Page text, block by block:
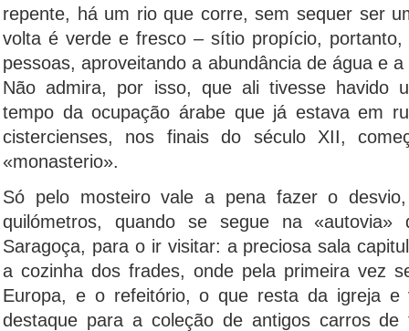
repente, há um rio que corre, sem sequer ser
volta é verde e fresco – sítio propício, portanto,
pessoas, aproveitando a abundância de água e
Não admira, por isso, que ali tivesse havido
tempo da ocupação árabe que já estava em
cistercienses, nos finais do século XII,
«monasterio».
Só pelo mosteiro vale a pena fazer o
quilómetros, quando se segue na
Saragoça, para o ir visitar: a preciosa sala
a cozinha dos frades, onde pela primeira vez
Europa, e o refeitório, o que resta da igreja e
destaque para a coleção de antigos carros